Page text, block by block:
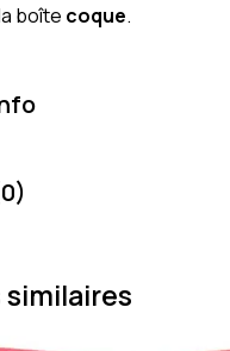
boîte coque.